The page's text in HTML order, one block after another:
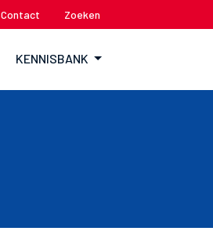
Contact Zoeken
KENNISBANK